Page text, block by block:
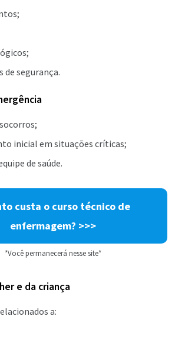
segurança.
inicial em situações críticas;
de saúde.
custa o curso técnico de
enfermagem? >>>
*Você permanecerá nesse site*
e da criança
a: